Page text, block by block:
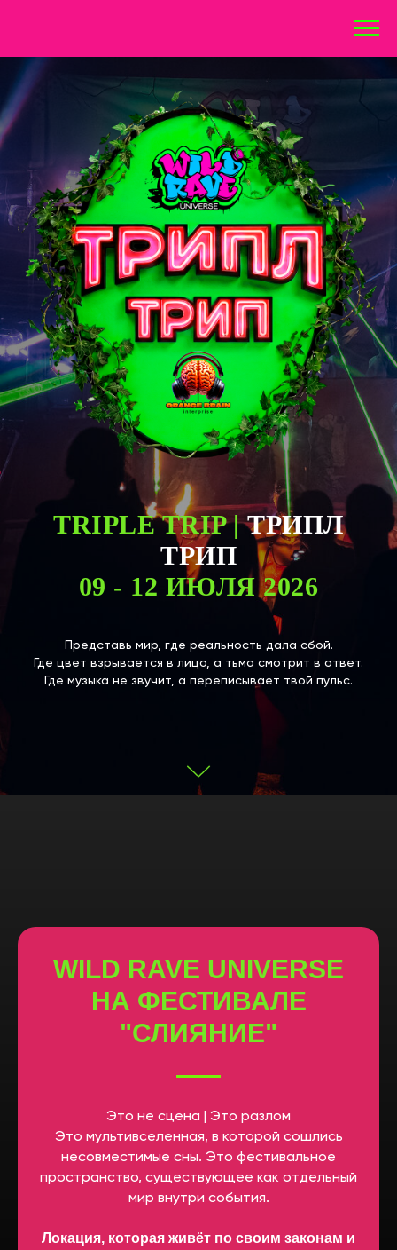
TRIPLE TRIP |ТРИПЛ
ТРИП
09 - 12 ИЮЛЯ 2026
Представь мир, где реальность дала сбой.
Где цвет взрывается в лицо, а тьма смотрит в ответ.
Где музыка не звучит, а переписывает твой пульс.
WILD RAVE UNIVERSE
НА ФЕСТИВАЛЕ
"СЛИЯНИЕ"
Это не сцена | Это разлом
Это мультивселенная, в которой сошлись
несовместимые сны. Это фестивальное
пространство, существующее как отдельный
мир внутри события.
Локация, которая живёт по своим законам и